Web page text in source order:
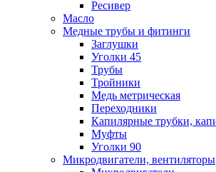
Ресивер
Масло
Медные трубы и фитинги
Заглушки
Уголки 45
Трубы
Тройники
Медь метрическая
Переходники
Капилярные трубки,
Муфты
Уголки 90
Микродвигатели, вентиляторы